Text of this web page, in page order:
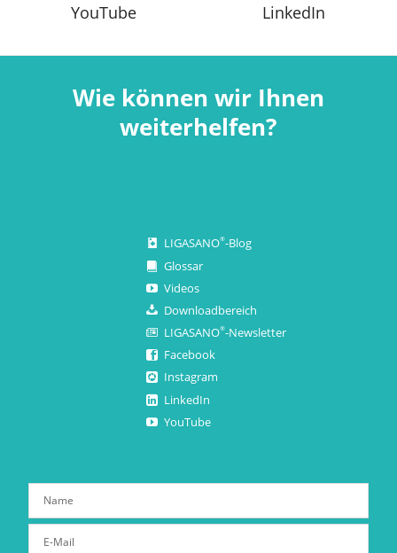
YouTube LinkedIn
Wie können wir Ihnen
weiterhelfen?
LIGASANO®-Blog
Glossar
Videos
Downloadbereich
LIGASANO®-Newsletter
Facebook
Instagram
LinkedIn
YouTube